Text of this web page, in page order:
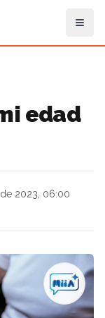
edad
2023, 06:00